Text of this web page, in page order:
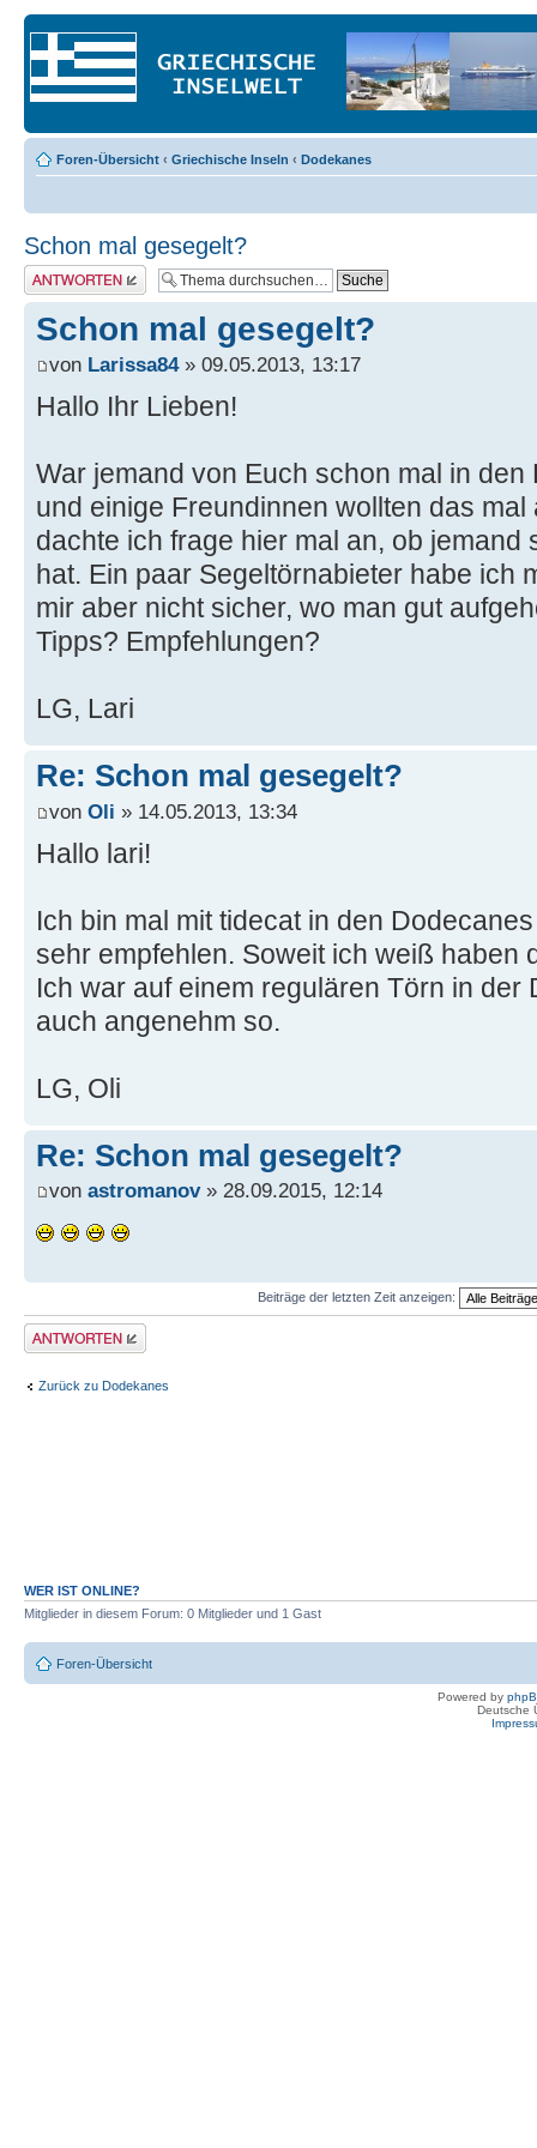
Foren-Übersicht ‹ Griechische Inseln ‹ Dodekanes
Schon mal gesegelt?
Antwort erstellen
Schon mal gesegelt?
von Larissa84» 09.05.2013, 13:17
Hallo Ihr Lieben!
War jemand von Euch schon mal in
und einige Freundinnen wollten das
dachte ich frage hier mal an, ob jemand
hat. Ein paar Segeltörnabieter habe ich
mir aber nicht sicher, wo man gut
Tipps? Empfehlungen?
LG, Lari
Re: Schon mal gesegelt?
von Oli » 14.05.2013, 13:34
Hallo lari!
Ich bin mal mit tidecat in den
sehr empfehlen. Soweit ich weiß haben
Ich war auf einem regulären Törn in der
auch angenehm so.
LG, Oli
Re: Schon mal gesegelt?
von astromanov» 28.09.2015, 12:14
Beiträge der letzten Zeit anzeigen:
Antwort erstellen
Zurück zu Dodekanes
WER IST ONLINE?
Mitglieder in diesem Forum: 0 Mitglieder und 1 Gast
Foren-Übersicht
Powered by
Deutsche